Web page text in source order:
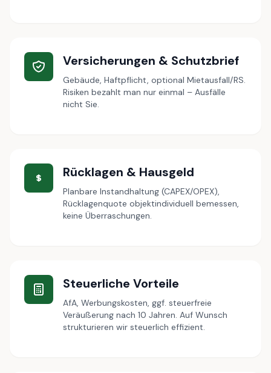
Versicherungen & Schutzbrief
Gebäude, Haftpflicht, optional Mietausfall/RS.
Risiken bezahlt man nur einmal – Ausfälle
nicht Sie.
Rücklagen & Hausgeld
Planbare Instandhaltung (CAPEX/OPEX),
Rücklagenquote objektindividuell bemessen,
keine Überraschungen.
Steuerliche Vorteile
AfA, Werbungskosten, ggf. steuerfreie
Veräußerung nach 10 Jahren. Auf Wunsch
strukturieren wir steuerlich effizient.